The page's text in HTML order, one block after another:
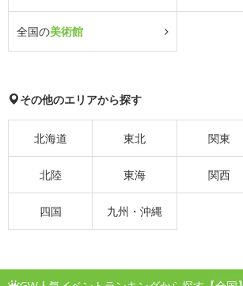
全国の美術館
その他のエリアから探す
北海道 東北 関東
北陸 東海 関西
四国 九州・沖縄